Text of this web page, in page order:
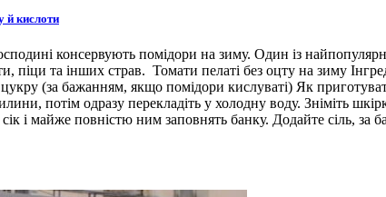
й кислоти
консервують помідори на зиму. Один із
піци та інших страв. Томати пелаті без оцту на зиму
(за бажанням, якщо помідори кислуваті) Як
потім одразу перекладіть у холодну воду. Зніміть
і майже повністю ним заповнять банку. Додайте сіль, за